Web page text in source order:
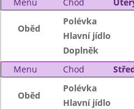
Oběd
Polévka
Hlavní jídlo
Doplněk
Menu
Chod
Oběd
Polévka
Hlavní jídlo